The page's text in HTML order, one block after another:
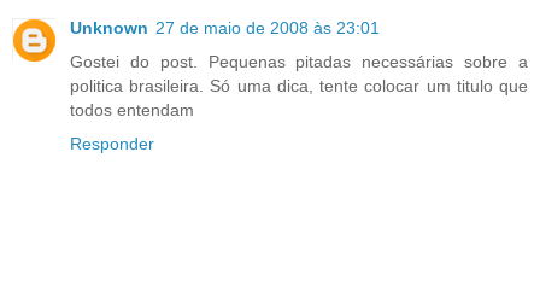
Unknown 27 de maio de 2008 às 23:01
Gostei do post. Pequenas pitadas necessárias sobre a
politica brasileira. Só uma dica, tente colocar um titulo que
todos entendam
Responder